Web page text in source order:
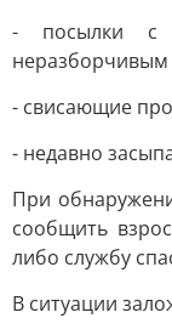
- посылки с
неразборчивым
- свисающие
- недавно
При
сообщить
либо службу
В ситуации